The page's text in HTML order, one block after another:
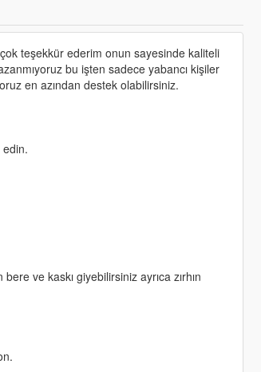
çok teşekkür ederim onun sayesinde kaliteli
bu işten sadece yabancı kişiler
en azından destek olabilirsiniz.
ve kaskı giyebilirsiniz ayrıca zırhın